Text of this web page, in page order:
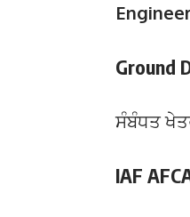
Ground
ਸੰਬੰਧਤ
IAF